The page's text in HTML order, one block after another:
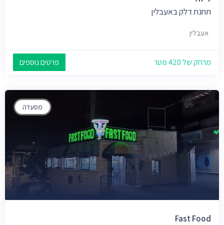
תחנת דלק באעבלין
אעבלין
מרחק של 420 מטר פרטים נוספים
מסעדה
Fast Food